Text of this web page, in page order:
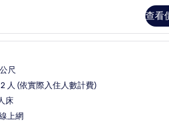
查看
書桌、隔音、免費無線上
尺
人 (依實際入住人數計費)
床
上網